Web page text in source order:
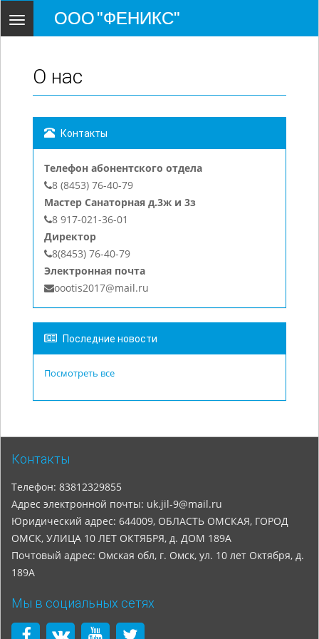
Toggle
navigation
ООО "ФЕНИКС"
О нас
Контакты
Телефон абонентского отдела
8 (8453) 76-40-79
Мастер Санаторная д.3ж и 3з
8 917-021-36-01
Директор
8(8453) 76-40-79
Электронная почта
oootis2017@mail.ru
Последние новости
Посмотреть все
Контакты
Телефон: 83812329855
Адрес электронной почты: uk.jil-9@mail.ru
Юридический адрес: 644009, ОБЛАСТЬ ОМСКАЯ, ГОРОД
ОМСК, УЛИЦА 10 ЛЕТ ОКТЯБРЯ, д. ДОМ 189А
Почтовый адрес: Омская обл, г. Омск, ул. 10 лет Октября, д.
189А
Мы в социальных сетях